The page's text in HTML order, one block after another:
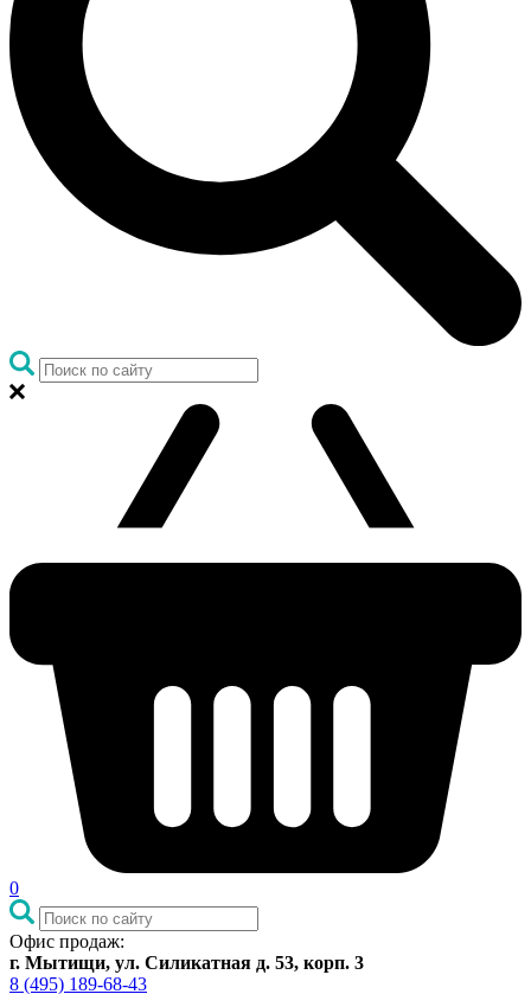
0
Офис продаж:
г. Мытищи, ул. Силикатная д. 53, корп. 3
8 (495) 189-68-43